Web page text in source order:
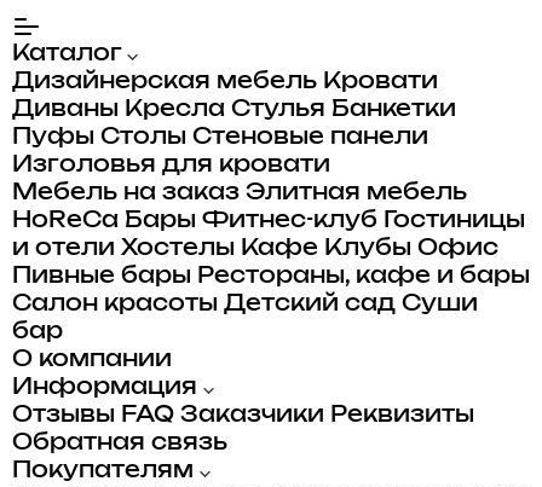
Каталог
Дизайнерская мебель Кровати
Диваны Кресла Стулья Банкетки
Пуфы Столы Стеновые панели
Изголовья для кровати
Мебель на заказ Элитная мебель
HoReCa Бары Фитнес-клуб
Гостиницы
и отели Хостелы Кафе Клубы Офис
Пивные бары Рестораны, кафе и бары
Салон красоты Детский сад Суши
бар
О компании
Информация
Отзывы FAQ Заказчики Реквизиты
Обратная связь
Покупателям